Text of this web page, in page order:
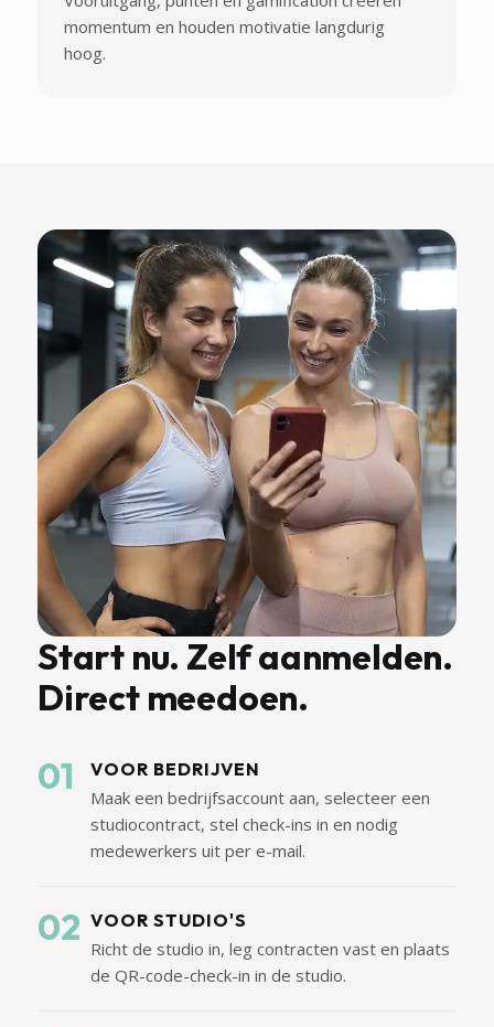
momentum en houden motivatie langdurig
hoog.
Start nu. Zelf aanmelden.
Direct meedoen.
01
VOOR BEDRIJVEN
Maak een bedrijfsaccount aan, selecteer een
studiocontract, stel check-ins in en nodig
medewerkers uit per e-mail.
02 VOOR STUDIO'S
Richt de studio in, leg contracten vast en plaats
de QR-code-check-in in de studio.